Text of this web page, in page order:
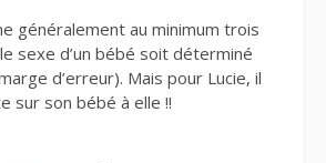
généralement au minimum trois
sexe d’un bébé soit déterminé
d’erreur). Mais pour Lucie, il
sur son bébé à elle !!